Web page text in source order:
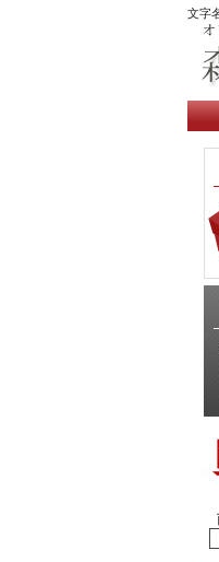
文字